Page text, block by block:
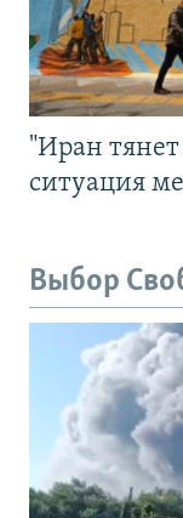
"Иран тянет
ситуация
Выбор